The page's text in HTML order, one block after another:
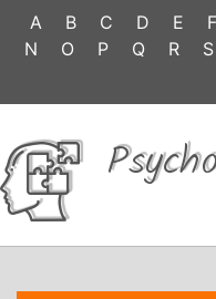
A B C D E F
N
O P Q R S